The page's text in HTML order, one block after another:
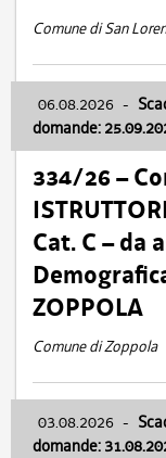
Comune di San
06.08.2026 -
domande:
334/26 –
Cat. C – da
ZOPPOLA
Comune di Zoppola
03.08.2026 -
domande: